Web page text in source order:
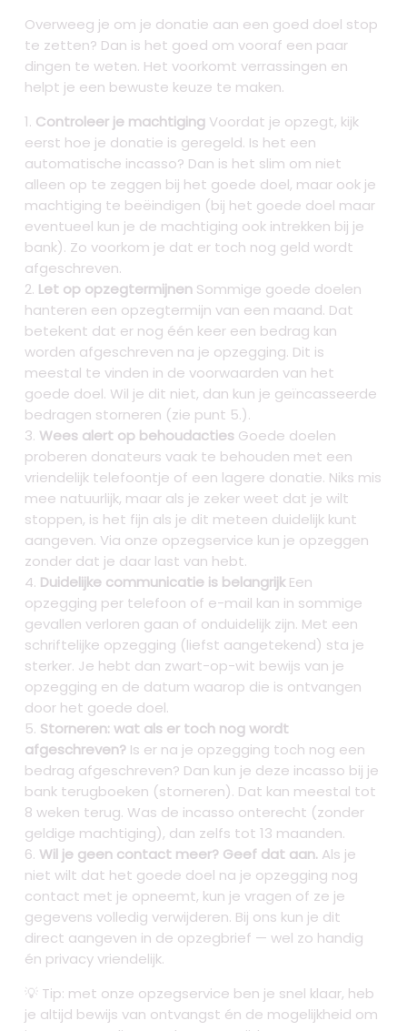
Overweeg je om je donatie aan een goed doel stop
te zetten? Dan is het goed om vooraf een paar
dingen te weten. Het voorkomt verrassingen en
helpt je een bewuste keuze te maken.
Controleer je machtiging Voordat je opzegt, kijk
eerst hoe je donatie is geregeld. Is het een
automatische incasso? Dan is het slim om niet
alleen op te zeggen bij het goede doel, maar ook je
machtiging te beëindigen (bij het goede doel maar
eventueel kun je de machtiging ook intrekken bij je
bank). Zo voorkom je dat er toch nog geld wordt
afgeschreven.
Let op opzegtermijnen Sommige goede doelen
hanteren een opzegtermijn van een maand. Dat
betekent dat er nog één keer een bedrag kan
worden afgeschreven na je opzegging. Dit is
meestal te vinden in de voorwaarden van het
goede doel. Wil je dit niet, dan kun je geïncasseerde
bedragen storneren (zie punt 5.).
Wees alert op behoudacties Goede doelen
proberen donateurs vaak te behouden met een
vriendelijk telefoontje of een lagere donatie. Niks mis
mee natuurlijk, maar als je zeker weet dat je wilt
stoppen, is het fijn als je dit meteen duidelijk kunt
aangeven. Via onze opzegservice kun je opzeggen
zonder dat je daar last van hebt.
Duidelijke communicatie is belangrijkEen
opzegging per telefoon of e-mail kan in sommige
gevallen verloren gaan of onduidelijk zijn. Met een
schriftelijke opzegging (liefst aangetekend) sta je
sterker. Je hebt dan zwart-op-wit bewijs van je
opzegging en de datum waarop die is ontvangen
door het goede doel.
Storneren: wat als er toch nog wordt
afgeschreven? Is er na je opzegging toch nog een
bedrag afgeschreven? Dan kun je deze incasso bij je
bank terugboeken (storneren). Dat kan meestal tot
8 weken terug. Was de incasso onterecht (zonder
geldige machtiging), dan zelfs tot 13 maanden.
Wil je geen contact meer? Geef dat aan. Als je
niet wilt dat het goede doel na je opzegging nog
contact met je opneemt, kun je vragen of ze je
gegevens volledig verwijderen. Bij ons kun je dit
direct aangeven in de opzegbrief — wel zo handig
én privacy vriendelijk.
💡 Tip: met onze opzegservice ben je snel klaar, heb
je altijd bewijs van ontvangst én de mogelijkheid om